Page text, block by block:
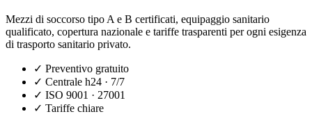
Mezzi di soccorso tipo A e B certificati, equipaggio sanitario
qualificato, copertura nazionale e tariffe trasparenti per ogni esigenza
di trasporto sanitario privato.
✓ Preventivo gratuito
✓ Centrale h24 · 7/7
✓ ISO 9001 · 27001
✓ Tariffe chiare